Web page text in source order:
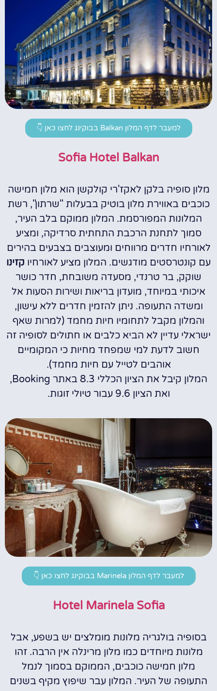
Sofia Hotel Balkan
מלון סופיה בלקן לאקז'רי קולקשן הוא מלון חמישה
כוכבים באווירת מלון בוטיק בבעלות "שרתון", רשת
המלונות המפורסמת. המלון ממוקם בלב העיר,
סמוך לתחנת הרכבת התחתית סרדיקה, ומציע
לאורחיו חדרים מרווחים ומעוצבים בצבעים בהירים
עם קונטרסטים מודגשים. המלון מציע לאורחיו קזינו
שוקק, בר טרנדי, מסעדה משובחת, חדר כושר
איכותי במיוחד, מועדון בריאות ושירות הסעות אל
ומשדה התעופה. ניתן להזמין חדרים ללא עישון,
והמלון מקבל לתחומיו חיות מחמד (למרות שאף
ישראלי עדיין לא הביא כלבים או חתולים לסופיה זה
חשוב לדעת למי שמפחד מחיות כי המקומיים
אוהבים לטייל עם חיות מחמד).
המלון קיבל את הציון הכללי 8.3 באתר Booking,
ואת הציון 9.6 עבור טיולי זוגות.
למעבר לדף המלון Balkan בבוקינג לחצו כאן 👇
למעבר לדף המלון Marinela בבוקינג לחצו כאן 👇
Hotel Marinela Sofia
בסופיה בולגריה מלונות מומלצים יש בשפע, אבל
מלונות מיוחדים כמו מלון מרינלה אין הרבה. זהו
מלון חמישה כוכבים, הממוקם בסמוך לנמל
התעופה של העיר. המלון עבר שיפוץ מקיף בשנים